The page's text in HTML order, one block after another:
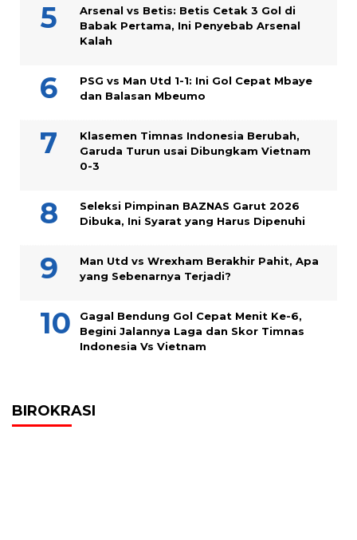
Arsenal vs Betis: Betis Cetak 3 Gol di
Babak Pertama, Ini Penyebab Arsenal
Kalah
PSG vs Man Utd 1-1: Ini Gol Cepat Mbaye
dan Balasan Mbeumo
Klasemen Timnas Indonesia Berubah,
Garuda Turun usai Dibungkam Vietnam
0-3
Seleksi Pimpinan BAZNAS Garut 2026
Dibuka, Ini Syarat yang Harus Dipenuhi
Man Utd vs Wrexham Berakhir Pahit, Apa
yang Sebenarnya Terjadi?
Gagal Bendung Gol Cepat Menit Ke-6,
Begini Jalannya Laga dan Skor Timnas
Indonesia Vs Vietnam
BIROKRASI